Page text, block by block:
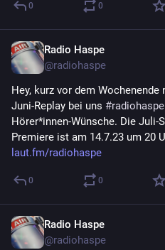
0 0
Radio Haspe
@radiohaspe
Hey, kurz vor dem Wochenende
Juni-Replay bei uns #radiohaspe
Hörer*innen-Wünsche. Die Juli-
Premiere ist am 14.7.23 um 20
laut.fm/radiohaspe
0 0
Radio Haspe
@radiohaspe